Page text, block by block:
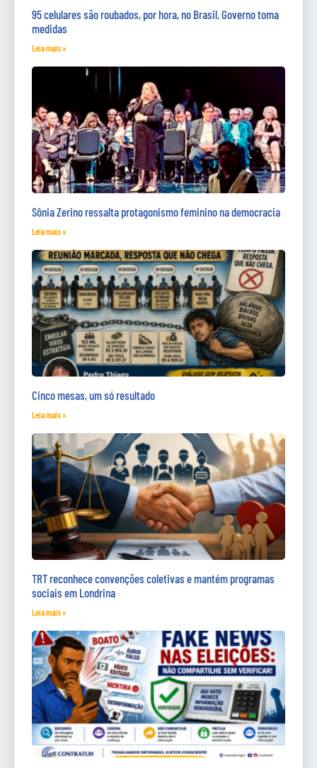
95 celulares são roubados, por hora, no Brasil. Governo toma
medidas
Leia mais »
Sônia Zerino ressalta protagonismo feminino na democracia
Leia mais »
Cinco mesas, um só resultado
Leia mais »
TRT reconhece convenções coletivas e mantém programas
sociais em Londrina
Leia mais »